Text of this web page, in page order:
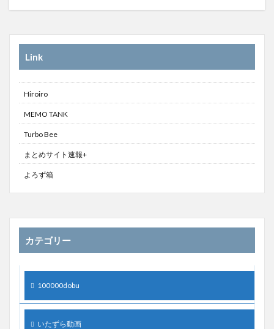
Link
Hiroiro
MEMO TANK
Turbo Bee
まとめサイト速報+
よろず箱
カテゴリー
100000dobu
いたずら動画